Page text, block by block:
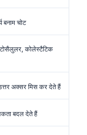
बनाम चोट
कोलेस्टैटिक
अक्सर मिस कर देते हैं
बदल देते हैं